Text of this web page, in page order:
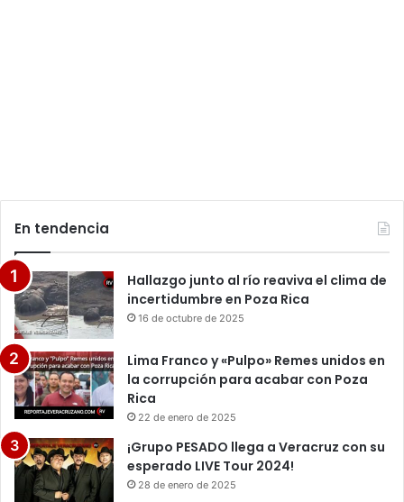
En tendencia
Hallazgo junto al río reaviva el clima de
incertidumbre en Poza Rica
16 de octubre de 2025
Lima Franco y «Pulpo» Remes unidos en
la corrupción para acabar con Poza
Rica
22 de enero de 2025
¡Grupo PESADO llega a Veracruz con su
esperado LIVE Tour 2024!
28 de enero de 2025